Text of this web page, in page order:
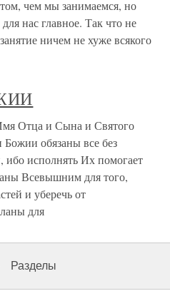
чем мы занимаемся, но
нас главное. Так что не
ничем не хуже всякого
и Сына и Святого
обязаны все без
исполнять Их помогает
Всевышним для того,
и уберечь от
для
Разделы